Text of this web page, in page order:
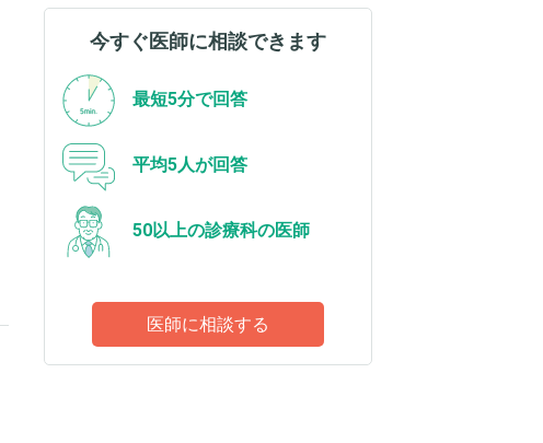
今すぐ医師に相談できます
最短5分で回答
平均5人が回答
50以上の診療科の医師
医師に相談する